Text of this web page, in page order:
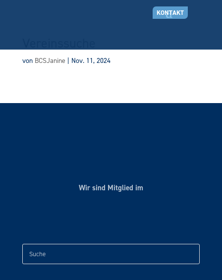
KONTAKT
von BCSJanine | Nov. 11, 2024
Wir sind Mitglied im